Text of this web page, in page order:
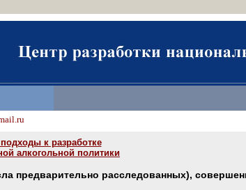
к разработке
алкогольной политики
предварительно расследованных),